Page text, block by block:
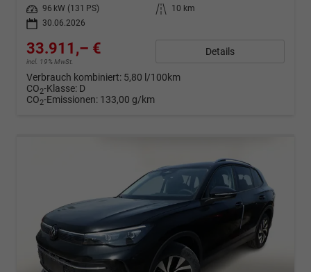
Leistung
96 kW (131 PS) Kilometerstand
10 km
30.06.2026
33.911,– €
incl. 19% MwSt.
Details
Verbrauch kombiniert: 5,80 l/100km
CO2-Klasse: D
CO2-Emissionen: 133,00 g/km